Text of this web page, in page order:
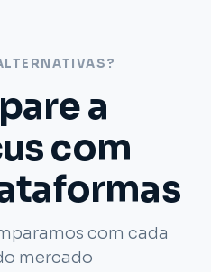
a
com
com cada
mercado